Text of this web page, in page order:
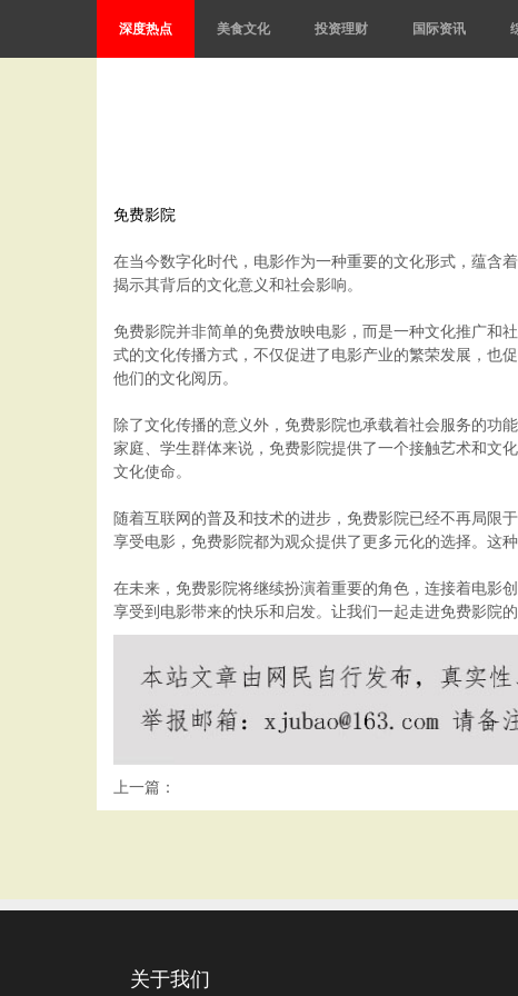
深度热点 美食文化 投资理财 国际资讯
免费影院
在当今数字化时代，电影作为一种重要的文化形式，蕴含
揭示其背后的文化意义和社会影响。
免费影院并非简单的免费放映电影，而是一种文化推广和
式的文化传播方式，不仅促进了电影产业的繁荣发展，也
他们的文化阅历。
除了文化传播的意义外，免费影院也承载着社会服务的功
家庭、学生群体来说，免费影院提供了一个接触艺术和文
文化使命。
随着互联网的普及和技术的进步，免费影院已经不再局限
享受电影，免费影院都为观众提供了更多元化的选择。这
在未来，免费影院将继续扮演着重要的角色，连接着电影
享受到电影带来的快乐和启发。让我们一起走进免费影院
上一篇：
关于我们